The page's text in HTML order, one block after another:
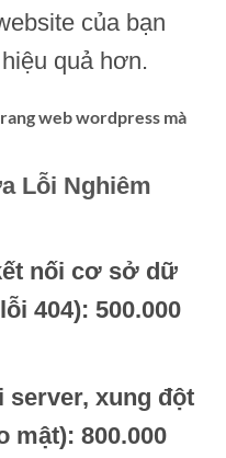
của bạn
quả hơn.
web wordpress mà
Lỗi Nghiêm
nối cơ sở dữ
404): 500.000
xung đột
mật): 800.000